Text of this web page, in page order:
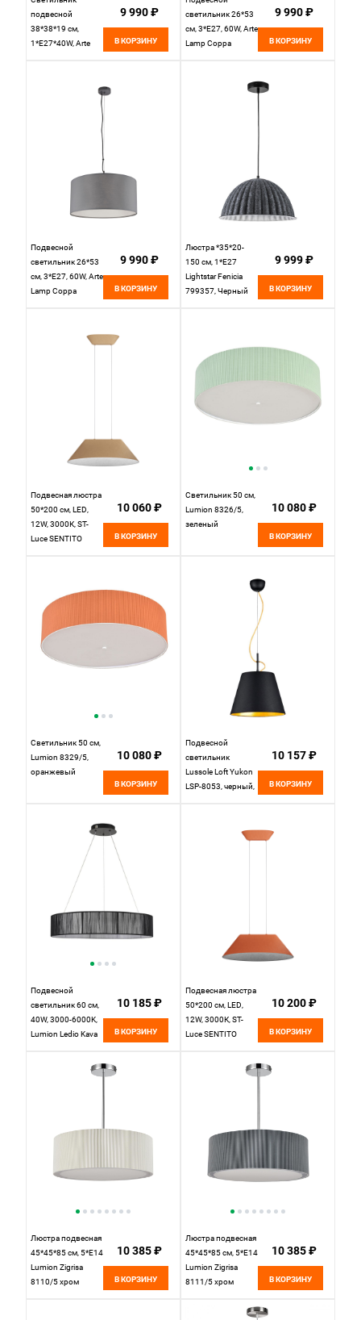
подвесной
38*38*19 см,
1*E27*40W, Arte
9 990 ₽
В КОРЗИНУ
светильник 26*53
см, 3*E27, 60W, Arte
Lamp Coppa
9 990 ₽
В КОРЗИНУ
Подвесной
светильник 26*53
см, 3*E27, 60W, Arte
Lamp Coppa
9 990 ₽
В КОРЗИНУ
Люстра *35*20-
150 см, 1*E27
Lightstar Fenicia
799357, Черный
9 999 ₽
В КОРЗИНУ
Подвесная люстра
50*200 см, LED,
12W, 3000К, ST-
Luce SENTITO
10 060 ₽
В КОРЗИНУ
Светильник 50 см,
Lumion 8326/5,
зеленый
10 080 ₽
В КОРЗИНУ
Светильник 50 см,
Lumion 8329/5,
оранжевый
10 080 ₽
В КОРЗИНУ
Подвесной
светильник
Lussole Loft Yukon
LSP-8053, черный,
10 157 ₽
В КОРЗИНУ
Подвесной
светильник 60 см,
40W, 3000-6000K,
Lumion Ledio Kava
10 185 ₽
В КОРЗИНУ
Подвесная люстра
50*200 см, LED,
12W, 3000К, ST-
Luce SENTITO
10 200 ₽
В КОРЗИНУ
Люстра подвесная
45*45*85 см, 5*E14
Lumion Zigrisa
8110/5 хром
10 385 ₽
В КОРЗИНУ
Люстра подвесная
45*45*85 см, 5*E14
Lumion Zigrisa
8111/5 хром
10 385 ₽
В КОРЗИНУ